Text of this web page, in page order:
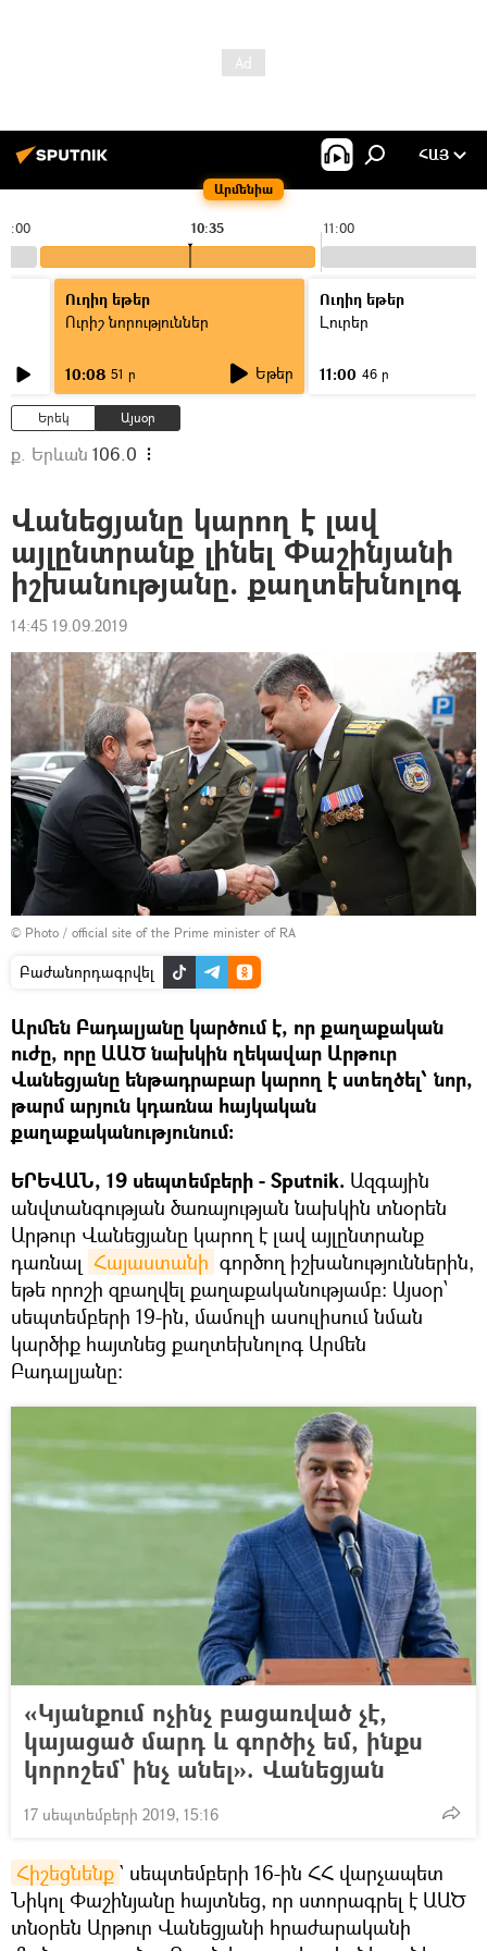
Արմենիա
ՀԱՅ
11:00
10:35
Ուղիղ եթեր
Ուրիշ նորություններ
10:08 51 ր Եթեր
Ուղիղ եթեր
Լուրեր
11:00 46 ր
Երեկ Այսօր
ք. Երևան 106.0
Վանեցյանը կարող է լավ
այլընտրանք լինել Փաշինյանի
իշխանությանը. քաղտեխնոլոգ
14:45 19.09.2019
© Photo / official site of the Prime minister of RA
Բաժանորդագրվել
Արմեն Բադալյանը կարծում է, որ քաղաքական
ուժը, որը ԱԱԾ նախկին ղեկավար Արթուր
Վանեցյանը ենթադրաբար կարող է ստեղծել՝ նոր,
թարմ արյուն կդառնա հայկական
քաղաքականությունում։
ԵՐԵՎԱՆ, 19 սեպտեմբերի - Sputnik. Ազգային
անվտանգության ծառայության նախկին տնօրեն
Արթուր Վանեցյանը կարող է լավ այլընտրանք
դառնալ Հայաստանի գործող իշխանություններին,
եթե որոշի զբաղվել քաղաքականությամբ։ Այսօր՝
սեպտեմբերի 19-ին, մամուլի ասուլիսում նման
կարծիք հայտնեց քաղտեխնոլոգ Արմեն
Բադալյանը։
«Կյանքում ոչինչ բացառված չէ,
կայացած մարդ և գործիչ եմ, ինքս
կորոշեմ` ինչ անել». Վանեցյան
17 սեպտեմբերի 2019, 15:16
Հիշեցնենք ` սեպտեմբերի 16-ին ՀՀ վարչապետ
Նիկոլ Փաշինյանը հայտնեց, որ ստորագրել է ԱԱԾ
տնօրեն Արթուր Վանեցյանի հրաժարականի